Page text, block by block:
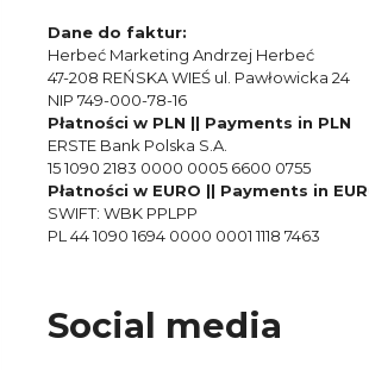
Dane do faktur:
Herbeć Marketing Andrzej Herbeć
47-208 REŃSKA WIEŚ ul. Pawłowicka 24
NIP 749-000-78-16
Płatności w PLN || Payments in PLN
ERSTE Bank Polska S.A.
15 1090 2183 0000 0005 6600 0755
Płatności w EURO || Payments in
SWIFT: WBK PPLPP
PL 44 1090 1694 0000 0001 1118 7463
Social media